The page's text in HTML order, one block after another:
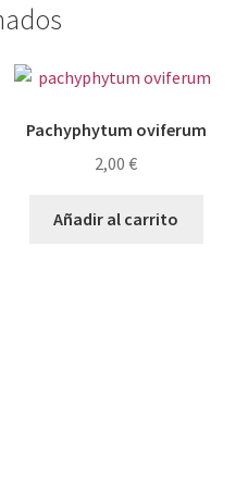
Pachyphytum oviferum
2,00€
Añadir al carrito